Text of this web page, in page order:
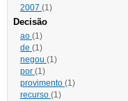
2007 (1)
Decisão
ao (1)
de (1)
negou (1)
por (1)
provimento (1)
recurso (1)